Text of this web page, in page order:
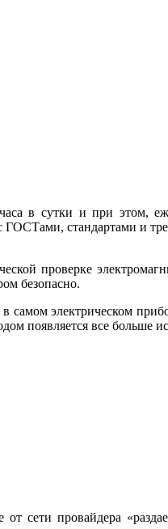
в сутки и при этом,
стандартами и
проверке
безопасно.
самом электрическом
появляется все больше
от сети провайдера